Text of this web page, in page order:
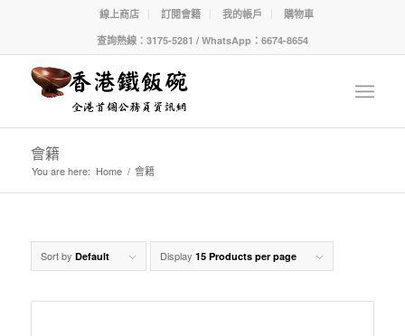
線上商店 訂閱會籍 我的帳戶
購物車
查詢熱線：3175-5281 / WhatsApp：6674-8654
會籍
You are here: Home / 會籍
Sort by Default Display 15 Products per page